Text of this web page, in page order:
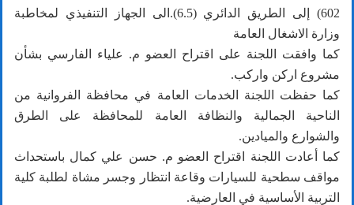
602) إلى الطريق الدائري (6.5).الى الجهاز التنفيذي لمخاطبة
وزارة الاشغال العامة
كما وافقت اللجنة على اقتراح العضو م. علياء الفارسي بشأن
مشروع اركن واركب.
كما حفظت اللجنة الخدمات العامة في محافظة الفروانية من
الناحية الجمالية والنظافة العامة للمحافظة على الطرق
والشوارع والميادين.
كما أعادت اللجنة اقتراح العضو م. حسن علي كمال باستحداث
مواقف سطحية للسيارات وقاعة انتظار وجسر مشاة لطلبة كلية
التربية الأساسية في العارضية.